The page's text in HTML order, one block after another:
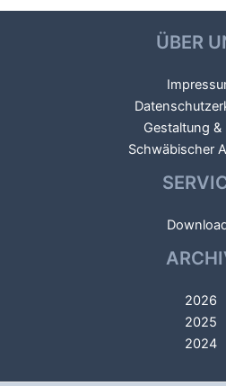
ÜBER
Gestaltung &
Schwäbischer
2026
2025
2024